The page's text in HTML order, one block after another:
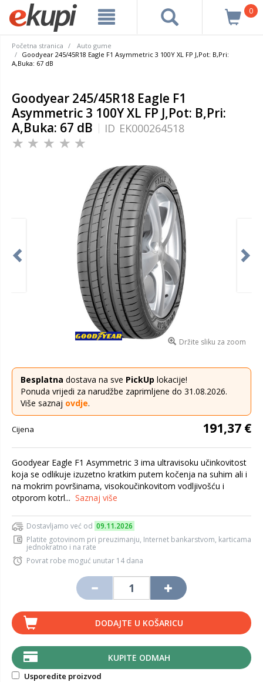
0
Početna stranica
Auto gume
Goodyear 245/45R18 Eagle F1 Asymmetric 3 100Y XL FP J,Pot: B,Pri:
A,Buka: 67 dB
Goodyear 245/45R18 Eagle F1
Asymmetric 3 100Y XL FP J,Pot: B,Pri:
A,Buka: 67 dB
ID EK000264518
Držite sliku za zoom
Besplatna dostava na sve PickUp lokacije!
Ponuda vrijedi za narudžbe zaprimljene do 31.08.2026.
Više saznaj ovdje.
Cijena 191,37 €
Goodyear Eagle F1 Asymmetric 3 ima ultravisoku učinkovitost
koja se odlikuje izuzetno kratkim putem kočenja na suhim ali i
na mokrim površinama, visokoučinkovitom vodljivošću i
otporom kotrl... Saznaj više
Dostavljamo već od 09.11.2026
Platite gotovinom pri preuzimanju, Internet bankarstvom, karticama
jednokratno i na rate
Povrat robe moguć unutar 14 dana
DODAJTE U KOŠARICU
KUPITE ODMAH
Usporedite proizvod